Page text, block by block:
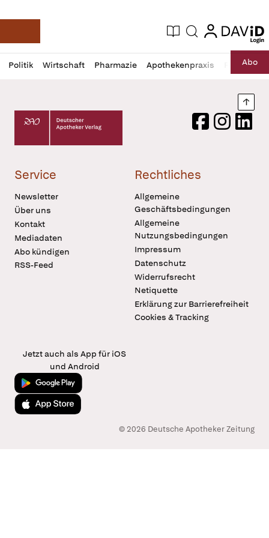
Deutsche Apotheker Zeitung
Aktuelle Ausgabe
Suche login
login
Politik Wirtschaft Pharmazie Apothekenpraxis RechtAbo
Profil
öffnen
Daz
Pur
Deutscher Apotheker Verlag Logo
FacebookInstagram
Service
Newsletter
Über uns
Kontakt
Mediadaten
Abo kündigen
RSS-Feed
Rechtliches
Allgemeine
Geschäftsbedingungen
Allgemeine
Nutzungsbedingungen
Impressum
Datenschutz
Widerrufsrecht
Netiquette
Erklärung zur Barrierefreiheit
Cookies & Tracking
Jetzt auch als App für iOS
und Android
Jetzt bei Google Play
Laden im App Store
© 2026 Deutsche Apotheker Zeitung